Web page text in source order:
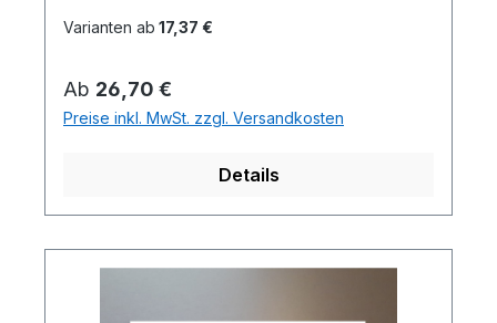
Varianten ab 17,37 €
Regulärer Preis:
Ab 26,70 €
Preise inkl. MwSt. zzgl. Versandkosten
Details